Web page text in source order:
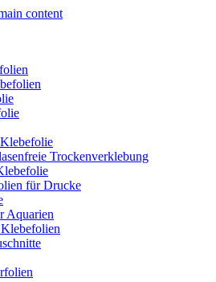
content
Trockenverklebung
für Drucke
Aquarien